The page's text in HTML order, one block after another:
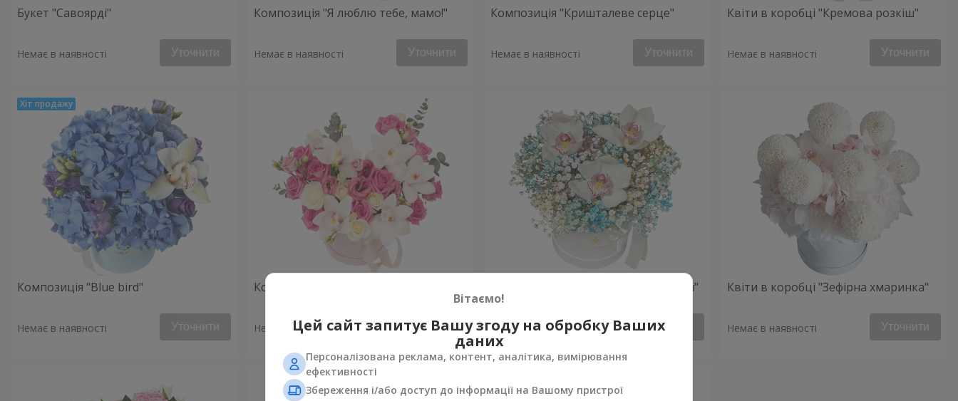
Букет "Савоярді"
Немає в наявності Уточнити
Композиція "Я люблю тебе, мамо!"
Немає в наявності Уточнити
Композиція "Кришталеве серце"
Немає в наявності Уточнити
Квіти в коробці "Кремова розкіш"
Немає в наявності Уточнити
Композиція "Blue bird"
Немає в наявності Уточнити
Композиція "Квітка Цісик"
Немає в наявності Уточнити
Квіти в коробці "Райдужний настрій"
Немає в наявності Уточнити
Квіти в коробці "Зефірна хмаринка"
Немає в наявності Уточнити
Вітаємо!
Цей сайт запитує Вашу згоду на обробку Ваших
даних
Персоналізована реклама, контент, аналітика, вимірювання
ефективності
Збереження і/або доступ до інформації на Вашому пристрої